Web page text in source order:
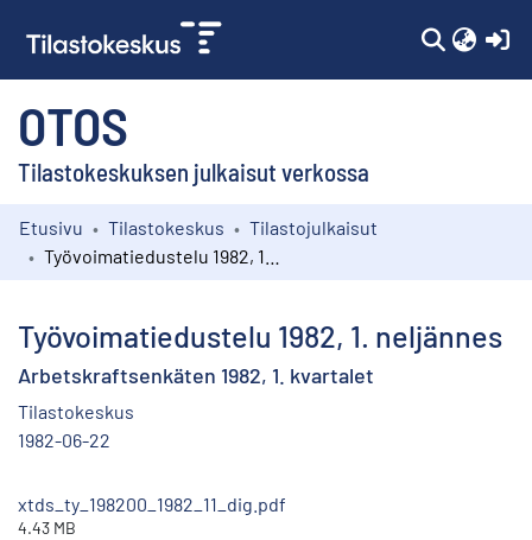
OTOS
Tilastokeskuksen julkaisut verkossa
Kokoelmat
Etusivu Tilastokeskus
Tilastojulkaisut
Työvoimatiedustelu 1982, 1. neljännes
Arbetskraftsenkäten 1982, 1. kvartalet
Tilastokeskus
1982-06-22
xtds_ty_198200_1982_11_dig.pdf
4.43 MB